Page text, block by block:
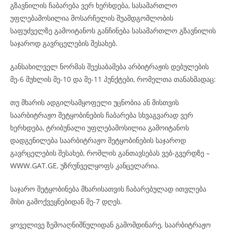
გზავნილის ჩაბარება ვერ ხერხდება, სასამართლო
უფლებამოსილია მოსარჩელის შუამდგომლობის
საფუძველზე გამოიტანოს განჩინება სასამართლო გზავნილის
საჯაროდ გავრცელების შესახებ.
განსახილველ ნორმას შეესაბამება არბიტრაჟის დებულების
მე-6 მუხლის მე-10 და მე-11 პუნქტები, რომელთა თანახმადაც:
თუ მხარის ადგილსამყოფელი უცნობია ან მისთვის
საარბიტრაჟო შეტყობინების ჩაბარება სხვაგვარად ვერ
ხერხდება, ტრიბუნალი უფლებამოსილია გამოიტანოს
დადგენილება საარბიტრაჟო შეტყობინების საჯაროდ
გავრცელების შესახებ, რომლის განთავსებას ვებ-გვერდზე –
WWW.GAT.GE, უზრუნველყოფს კანცელარია.
საჯარო შეტყობინება მხარისათვის ჩაბარებულად ითვლება
მისი გამოქვეყნებიდან მე-7 დღეს.
ყოველივე ზემოაღნიშნულიდან გამომდინარე, საარბიტრაჟო